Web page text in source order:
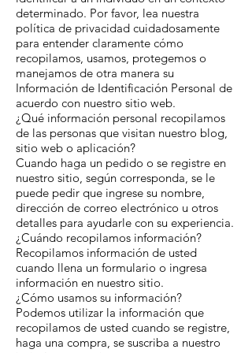
determinado. Por favor, lea nuestra
política de privacidad cuidadosamente
para entender claramente cómo
recopilamos, usamos, protegemos o
manejamos de otra manera su
Información de Identificación Personal de
acuerdo con nuestro sitio web.
¿Qué información personal recopilamos
de las personas que visitan nuestro blog,
sitio web o aplicación?
Cuando haga un pedido o se registre en
nuestro sitio, según corresponda, se le
puede pedir que ingrese su nombre,
dirección de correo electrónico u otros
detalles para ayudarle con su experiencia.
¿Cuándo recopilamos información?
Recopilamos información de usted
cuando llena un formulario o ingresa
información en nuestro sitio.
¿Cómo usamos su información?
Podemos utilizar la información que
recopilamos de usted cuando se registre,
haga una compra, se suscriba a nuestro